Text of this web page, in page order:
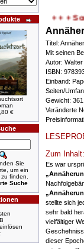
€
Sie
um ein
finden.
Suche
+ + +
Titel:
Mit seinen
Autor:
ISBN:
Einband:
Seiten/
Gewicht:
Veränderte
Zum Inhalt:
Es war
stellte sich
sehr bald
vielfältiger
dieser